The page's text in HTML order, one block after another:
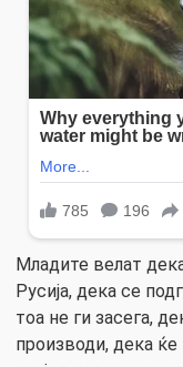
Младите велат
Русија, дека се
тоа не ги засега,
производи, дека